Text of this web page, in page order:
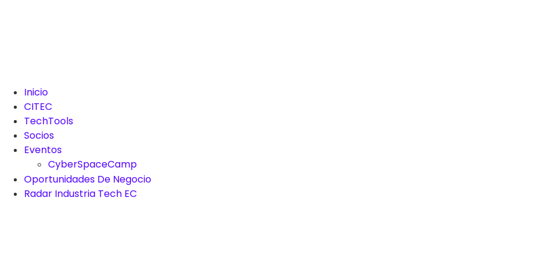
Inicio
CITEC
TechTools
Socios
Eventos
CyberSpaceCamp
Oportunidades De Negocio
Radar Industria Tech EC